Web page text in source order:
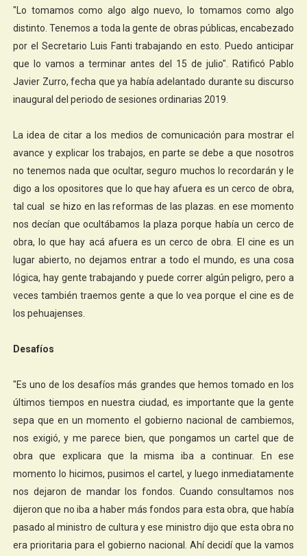
"Lo tomamos como algo algo nuevo, lo tomamos como algo
distinto. Tenemos a toda la gente de obras públicas, encabezado
por el Secretario Luis Fanti trabajando en esto. Puedo anticipar
que lo vamos a terminar antes del 15 de julio". Ratificó Pablo
Javier Zurro, fecha que ya había adelantado durante su discurso
inaugural del periodo de sesiones ordinarias 2019.
La idea de citar a los medios de comunicación para mostrar el
avance y explicar los trabajos, en parte se debe a que nosotros
no tenemos nada que ocultar, seguro muchos lo recordarán y le
digo a los opositores que lo que hay afuera es un cerco de obra,
tal cual se hizo en las reformas de las plazas. en ese momento
nos decían que ocultábamos la plaza porque había un cerco de
obra, lo que hay acá afuera es un cerco de obra. El cine es un
lugar abierto, no dejamos entrar a todo el mundo, es una cosa
lógica, hay gente trabajando y puede correr algún peligro, pero a
veces también traemos gente a que lo vea porque el cine es de
los pehuajenses.
Desafíos
"Es uno de los desafíos más grandes que hemos tomado en los
últimos tiempos en nuestra ciudad, es importante que la gente
sepa que en un momento el gobierno nacional de cambiemos,
nos exigió, y me parece bien, que pongamos un cartel que de
obra que explicara que la misma iba a continuar. En ese
momento lo hicimos, pusimos el cartel, y luego inmediatamente
nos dejaron de mandar los fondos. Cuando consultamos nos
dijeron que no iba a haber más fondos para esta obra, que había
pasado al ministro de cultura y ese ministro dijo que esta obra no
era prioritaria para el gobierno nacional. Ahí decidí que la vamos